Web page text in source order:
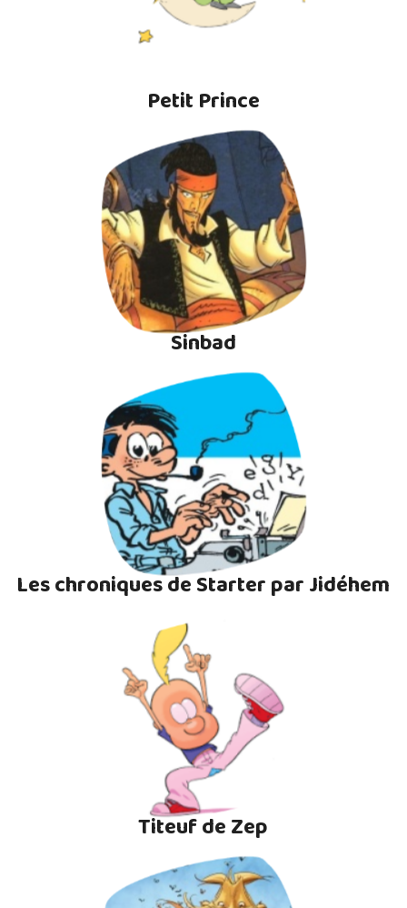
Petit Prince
Sinbad
Les chroniques de Starter par Jidéhem
Titeuf de Zep